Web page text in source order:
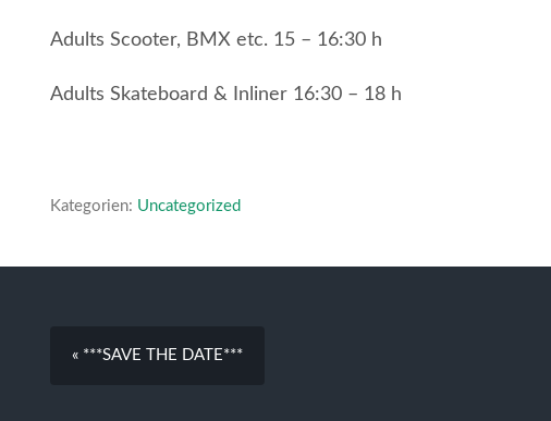
Adults Scooter, BMX etc. 15 – 16:30 h
Adults Skateboard & Inliner 16:30 – 18 h
Kategorien: Uncategorized
« ***SAVE THE DATE***